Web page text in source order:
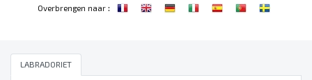
Overbrengen naar:
LABRADORIET